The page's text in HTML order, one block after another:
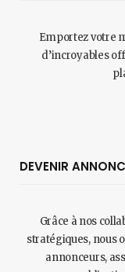
Emportez votre
d’incroyables
DEVENIR
Grâce à nos
stratégiques, nous
annonceurs,